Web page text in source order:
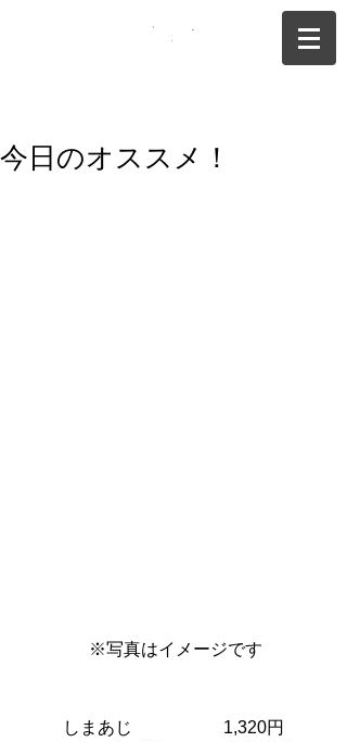
今日のオススメ！
※写真はイメージです
しまあじ                     1,320円